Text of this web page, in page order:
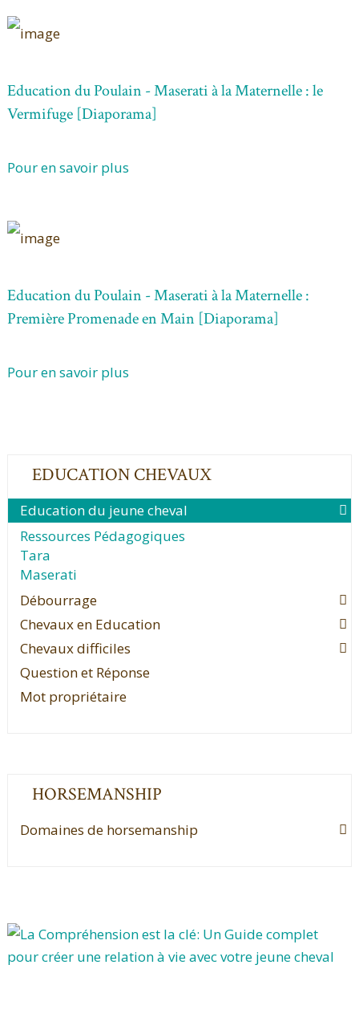
Education du Poulain - Maserati à la Maternelle : le
Vermifuge [Diaporama]
Pour en savoir plus
Education du Poulain - Maserati à la Maternelle :
Première Promenade en Main [Diaporama]
Pour en savoir plus
EDUCATION CHEVAUX
Education du jeune cheval
Ressources Pédagogiques
Tara
Maserati
Débourrage
Chevaux en Education
Chevaux difficiles
Question et Réponse
Mot propriétaire
HORSEMANSHIP
Domaines de horsemanship